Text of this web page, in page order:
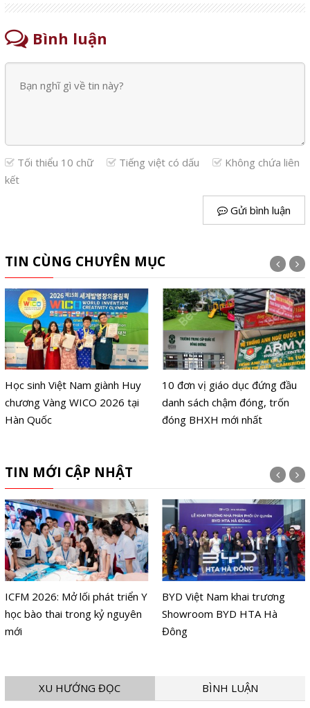
Bình luận
Tối thiểu 10 chữ Tiếng việt có dấu
Không chứa liên
kết
Gửi bình luận
TIN CÙNG CHUYÊN MỤC
Học sinh Việt Nam giành Huy
chương Vàng WICO 2026 tại
Hàn Quốc
10 đơn vị giáo dục đứng đầu
danh sách chậm đóng, trốn
đóng BHXH mới nhất
TIN MỚI CẬP NHẬT
ICFM 2026: Mở lối phát triển Y
học bào thai trong kỷ nguyên
mới
BYD Việt Nam khai trương
Showroom BYD HTA Hà
Đông
XU HƯỚNG ĐỌC BÌNH LUẬN